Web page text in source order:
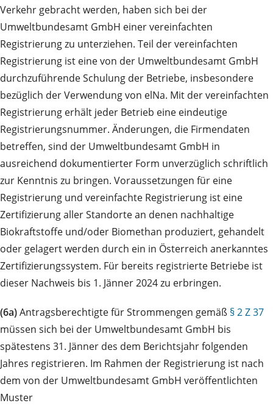
Verkehr gebracht werden, haben sich bei der
Umweltbundesamt GmbH einer vereinfachten
Registrierung zu unterziehen. Teil der vereinfachten
Registrierung ist eine von der Umweltbundesamt GmbH
durchzuführende Schulung der Betriebe, insbesondere
bezüglich der Verwendung von elNa. Mit der vereinfachten
Registrierung erhält jeder Betrieb eine eindeutige
Registrierungsnummer. Änderungen, die Firmendaten
betreffen, sind der Umweltbundesamt GmbH in
ausreichend dokumentierter Form unverzüglich schriftlich
zur Kenntnis zu bringen. Voraussetzungen für eine
Registrierung und vereinfachte Registrierung ist eine
Zertifizierung aller Standorte an denen nachhaltige
Biokraftstoffe und/oder Biomethan produziert, gehandelt
oder gelagert werden durch ein in Österreich anerkanntes
Zertifizierungssystem. Für bereits registrierte Betriebe ist
dieser Nachweis bis 1. Jänner 2024 zu erbringen.
(6a)Antragsberechtigte für Strommengen gemäß § 2 Z 37
müssen sich bei der Umweltbundesamt GmbH bis
spätestens 31. Jänner des dem Berichtsjahr folgenden
Jahres registrieren. Im Rahmen der Registrierung ist nach
dem von der Umweltbundesamt GmbH veröffentlichten
Muster